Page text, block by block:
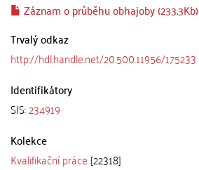
Záznam o průběhu obhajoby (233.3Kb)
Trvalý odkaz
http://hdl.handle.net/20.500.11956/175233
Identifikátory
SIS:234919
Kolekce
Kvalifikační práce [22318]